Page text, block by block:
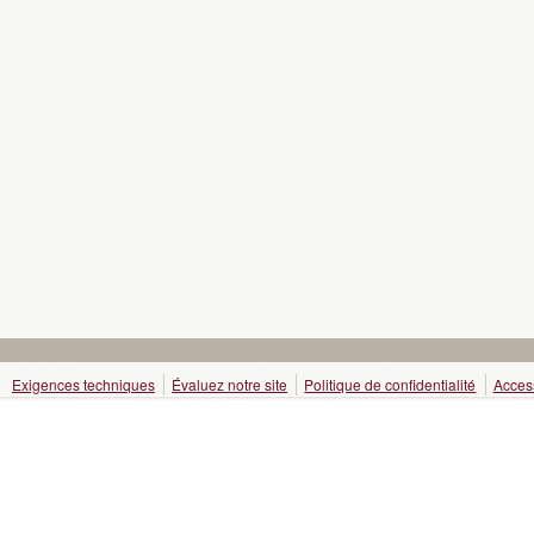
Exigences techniques Évaluez notre site Politique de confidentialité